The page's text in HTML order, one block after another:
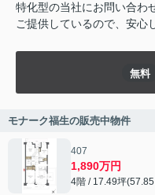
特化型の当社にお問い合わ
ご提供しているので、安心
無料
モナーク福生の販売中物件
407
1,890万円
4階 / 17.49坪